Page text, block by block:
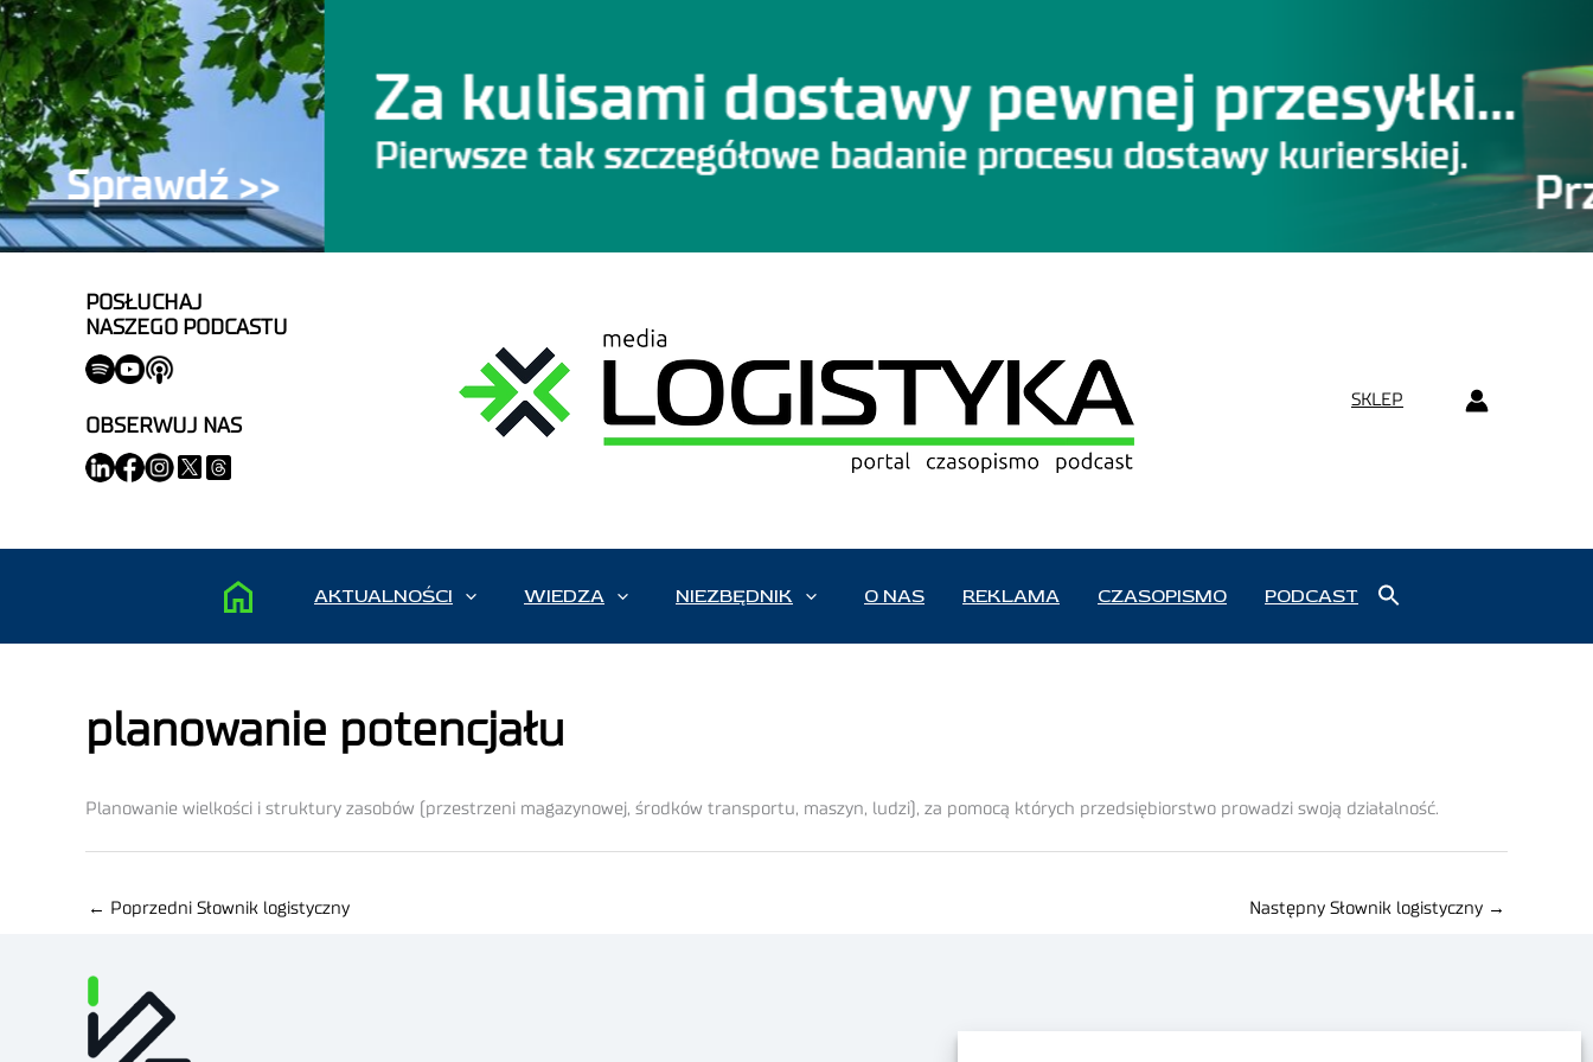
POSŁUCHAJ
NASZEGO PODCASTU
OBSERWUJ NAS
SKLEP
AKTUALNOŚCI WIEDZA NIEZBĘDNIK O NAS REKLAMA CZASOPISMO PODCAST
planowanie potencjału
Planowanie wielkości i struktury zasobów (przestrzeni magazynowej, środków transportu, maszyn, ludzi), za pomocą których przedsiębiorstwo prowadzi swoją działalność.
← Poprzedni Słownik logistyczny Następny Słownik logistyczny →